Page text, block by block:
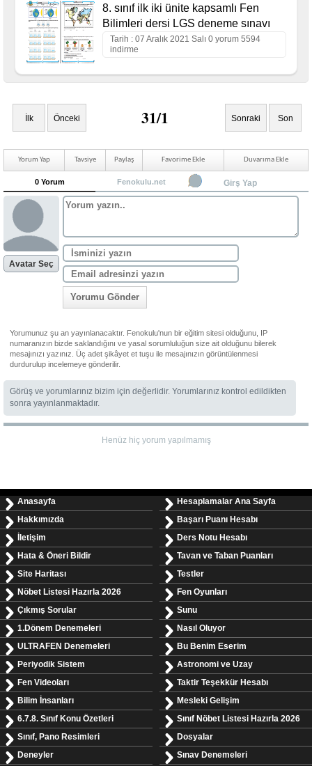
8. sınıf ilk iki ünite kapsamlı Fen
Bilimleri dersi LGS deneme sınavı
Tarih : 07 Aralık 2021 Salı 0 yorum 5594
indirme
İlk Önceki 31/1 Sonraki Son
Yorum Yap Tavsiye Paylaş Favorime Ekle Duvarıma Ekle
0 Yorum Fenokulu.net Girş Yap
Avatar Seç
Yorumu Gönder
Yorumunuz şu an yayınlanacaktır. Fenokulu'nun bir eğitim sitesi olduğunu, IP
numaranızın bizde saklandığını ve yasal sorumluluğun size ait olduğunu bilerek
mesajınızı yazınız. Üç adet şikâyet et tuşu ile mesajınızın görüntülenmesi
durdurulup incelemeye gönderilir.
Görüş ve yorumlarınız bizim için değerlidir. Yorumlarınız kontrol edildikten
sonra yayınlanmaktadır.
Henüz hiç yorum yapılmamış
Anasayfa
Hakkımızda
İletişim
Hata & Öneri Bildir
Site Haritası
Nöbet Listesi Hazırla 2026
Çıkmış Sorular
1.Dönem Denemeleri
ULTRAFEN Denemeleri
Periyodik Sistem
Fen Videoları
Bilim İnsanları
6.7.8. Sınıf Konu Özetleri
Sınıf, Pano Resimleri
Deneyler
Hesaplamalar Ana Sayfa
Başarı Puanı Hesabı
Ders Notu Hesabı
Tavan ve Taban Puanları
Testler
Fen Oyunları
Sunu
Nasıl Oluyor
Bu Benim Eserim
Astronomi ve Uzay
Taktir Teşekkür Hesabı
Mesleki Gelişim
Sınıf Nöbet Listesi Hazırla 2026
Dosyalar
Sınav Denemeleri